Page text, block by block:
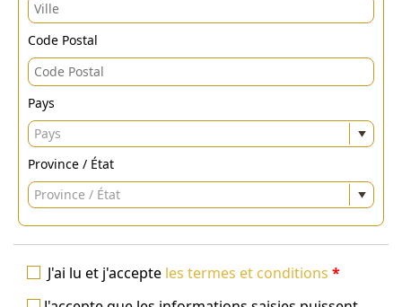
Code Postal
Pays
Pays
Province / État
Province / État
J'ai lu et j'accepte les termes et conditions *